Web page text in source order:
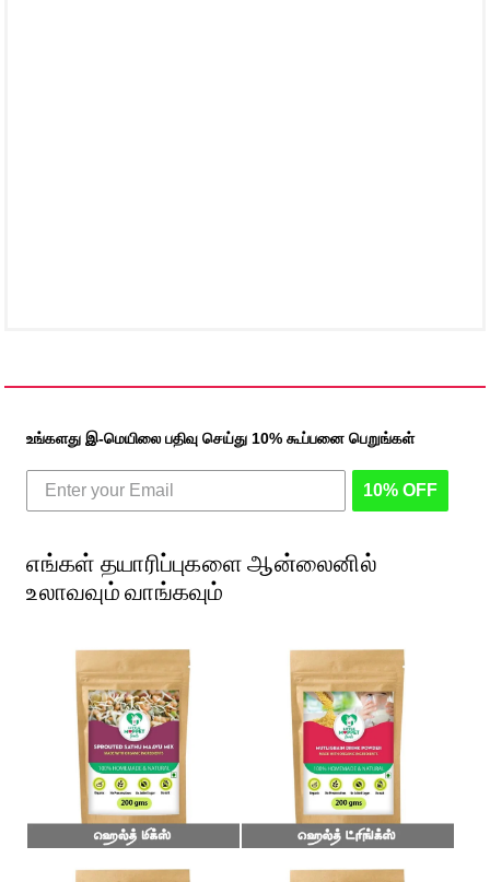
உங்களது இ-மெயிலை பதிவு செய்து 10% கூப்பனை பெறுங்கள்
10% OFF
எங்கள் தயாரிப்புகளை ஆன்லைனில்
உலாவவும் வாங்கவும்